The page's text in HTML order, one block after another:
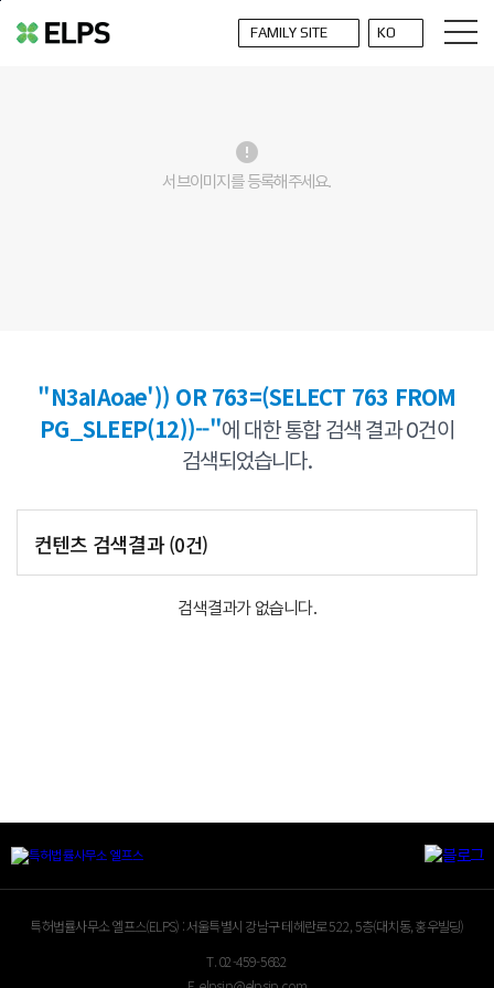
error
서브이미지를 등록해주세요.
"N3aIAoae')) OR 763=(SELECT 763 FROM
PG_SLEEP(12))--"에 대한 통합 검색 결과0건이
검색되었습니다.
컨텐츠 검색결과(0건)
검색결과가 없습니다.
특허법률사무소 엘프스(ELPS) :서울특별시 강남구 테헤란로 522, 5층(대치동, 홍우빌딩)
T.02-459-5682